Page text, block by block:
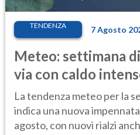
TENDENZA 7 Agosto
Meteo: settimana
via con caldo
temporale
La tendenza meteo per la
indica una nuova
agosto, con nuovi rialzi